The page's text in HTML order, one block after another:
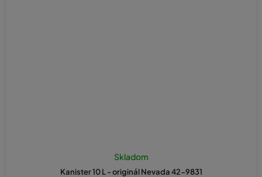
Kanister 10 L - originál Nevada 42-9831
Skladom